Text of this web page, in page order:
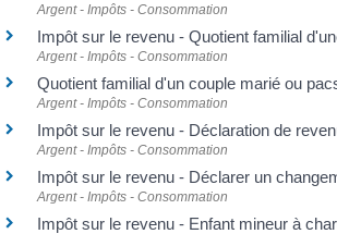
Argent - Impôts - Consommation
Impôt sur le revenu - Quotient familial
Argent - Impôts - Consommation
Quotient familial d'un couple marié ou
Argent - Impôts - Consommation
Impôt sur le revenu - Déclaration de
Argent - Impôts - Consommation
Impôt sur le revenu - Déclarer un
Argent - Impôts - Consommation
Impôt sur le revenu - Enfant mineur à